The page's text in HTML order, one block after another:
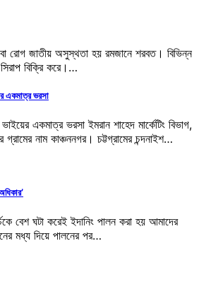
রোগ জাতীয় অসুস্থতা হয় রমজানে শরবত। বিভিন্ন
বিক্রি করে।…
একমাত্র ভরসা
একমাত্র ভরসা ইমরান শাহেদ মার্কেটিং বিভাগ,
গ্রামের নাম কাঞ্চননগর। চট্টগ্রামের চন্দনাইশ…
বেশ ঘটা করেই ইদানিং পালন করা হয় আমাদের
মধ্য দিয়ে পালনের পর…